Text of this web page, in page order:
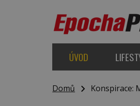
ÚVOD
Domů Konspirace: